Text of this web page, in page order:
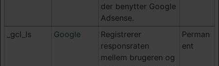
der benytter Google
Adsense.
_gcl_ls Google
Registrerer
responsraten
mellem brugeren og
Perman
ent